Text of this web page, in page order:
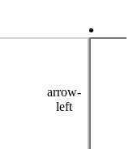
arrow-
left